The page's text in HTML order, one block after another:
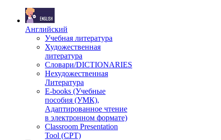
Английский
Учебная литература
Художественная
литература
Словари/DICTIONARIES
Нехудожественная
Литература
E-books (Учебные
пособия (УМК),
Адаптированное чтение
в электронном формате)
Classroom Presentation
Tool (CPT)